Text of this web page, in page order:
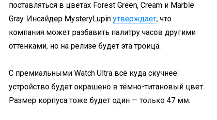
поставляться в цветах Forest Green, Cream и Marble
Gray. Инсайдер MysteryLupin утверждает, что
компания может разбавить палитру часов другими
оттенками, но на релизе будет эта троица.
С премиальными Watch Ultra всё куда скучнее:
устройство будет окрашено в тёмно-титановый цвет.
Размер корпуса тоже будет один — только 47 мм.